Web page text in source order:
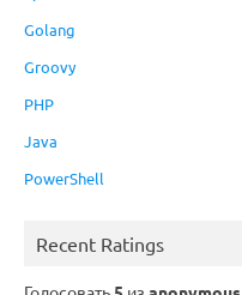
Golang
Groovy
PHP
Java
PowerShell
Recent Ratings